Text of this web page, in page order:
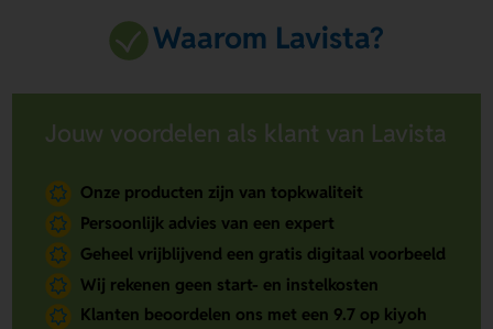
Waarom Lavista?
Jouw voordelen als klant van Lavista
Onze producten zijn van topkwaliteit
Persoonlijk advies van een expert
Geheel vrijblijvend een gratis digitaal voorbeeld
Wij rekenen geen start- en instelkosten
Klanten beoordelen ons met een 9.7 op kiyoh